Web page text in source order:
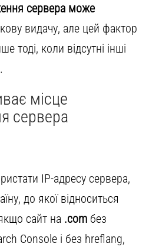
сервера може
видачу, але цей фактор
тоді, коли відсутні інші
місце
сервера
IP-адресу сервера,
до якої відноситься
сайт на .com без
Console і без hreflang,